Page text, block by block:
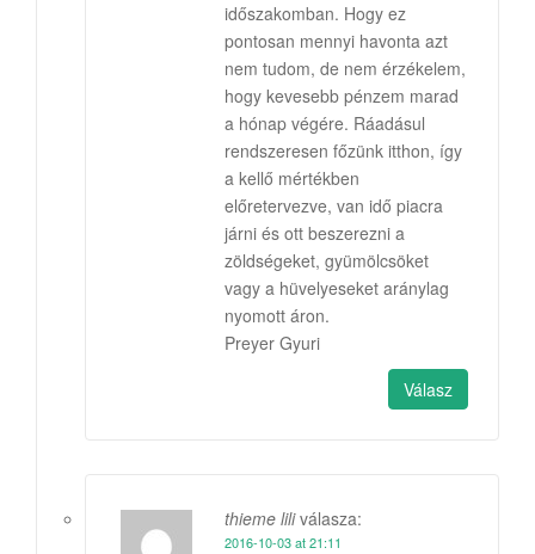
időszakomban. Hogy ez
pontosan mennyi havonta azt
nem tudom, de nem érzékelem,
hogy kevesebb pénzem marad
a hónap végére. Ráadásul
rendszeresen főzünk itthon, így
a kellő mértékben
előretervezve, van idő piacra
járni és ott beszerezni a
zöldségeket, gyümölcsöket
vagy a hüvelyeseket aránylag
nyomott áron.
Preyer Gyuri
Válasz
thieme lili válasza:
2016-10-03 at 21:11